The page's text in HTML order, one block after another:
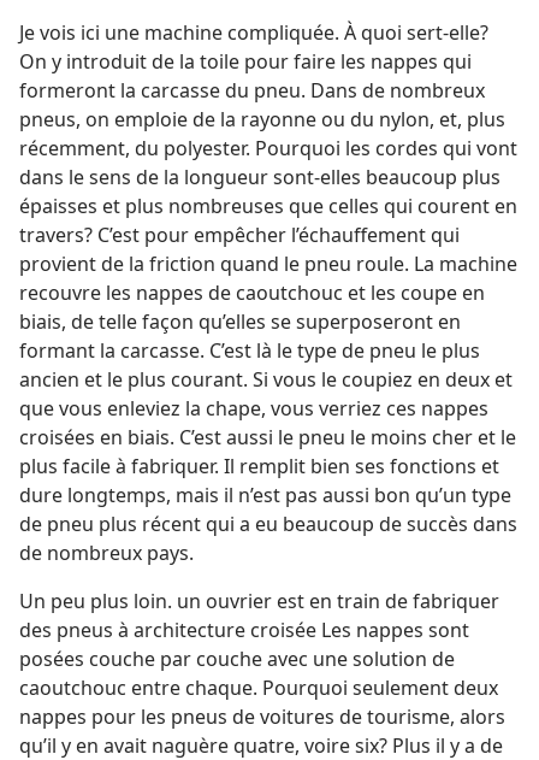
Je vois ici une machine compliquée. À quoi sert-​elle?
On y introduit de la toile pour faire les nappes qui
formeront la carcasse du pneu. Dans de nombreux
pneus, on emploie de la rayonne ou du nylon, et, plus
récemment, du polyester. Pourquoi les cordes qui vont
dans le sens de la longueur sont-​elles beaucoup plus
épaisses et plus nombreuses que celles qui courent en
travers? C’est pour empêcher l’échauffement qui
provient de la friction quand le pneu roule. La machine
recouvre les nappes de caoutchouc et les coupe en
biais, de telle façon qu’elles se superposeront en
formant la carcasse. C’est là le type de pneu le plus
ancien et le plus courant. Si vous le coupiez en deux et
que vous enleviez la chape, vous verriez ces nappes
croisées en biais. C’est aussi le pneu le moins cher et le
plus facile à fabriquer. Il remplit bien ses fonctions et
dure longtemps, mais il n’est pas aussi bon qu’un type
de pneu plus récent qui a eu beaucoup de succès dans
de nombreux pays.
Un peu plus loin. un ouvrier est en train de fabriquer
des pneus à architecture croisée Les nappes sont
posées couche par couche avec une solution de
caoutchouc entre chaque. Pourquoi seulement deux
nappes pour les pneus de voitures de tourisme, alors
qu’il y en avait naguère quatre, voire six? Plus il y a de